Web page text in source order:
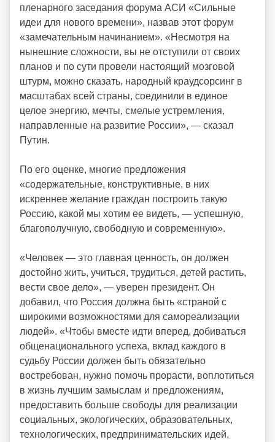
пленарного заседания форума АСИ «Сильные
идеи для нового времени», назвав этот форум
«замечательным начинанием». «Несмотря на
нынешние сложности, вы не отступили от своих
планов и по сути провели настоящий мозговой
штурм, можно сказать, народный краудсорсинг в
масштабах всей страны, соединили в единое
целое энергию, мечты, смелые устремления,
направленные на развитие России», — сказал
Путин.
По его оценке, многие предложения
«содержательные, конструктивные, в них
искреннее желание граждан построить такую
Россию, какой мы хотим ее видеть, — успешную,
благополучную, свободную и современную».
«Человек — это главная ценность, он должен
достойно жить, учиться, трудиться, детей растить,
вести свое дело», — уверен президент. Он
добавил, что Россия должна быть «страной с
широкими возможностями для самореализации
людей». «Чтобы вместе идти вперед, добиваться
общенационального успеха, вклад каждого в
судьбу России должен быть обязательно
востребован, нужно помочь прорасти, воплотиться
в жизнь лучшим замыслам и предложениям,
предоставить больше свободы для реализации
социальных, экологических, образовательных,
технологических, предпринимательских идей,